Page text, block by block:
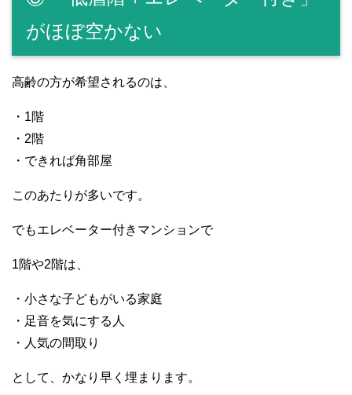
がほぼ空かない
高齢の方が希望されるのは、
・1階
・2階
・できれば角部屋
このあたりが多いです。
でもエレベーター付きマンションで
1階や2階は、
・小さな子どもがいる家庭
・足音を気にする人
・人気の間取り
として、かなり早く埋まります。